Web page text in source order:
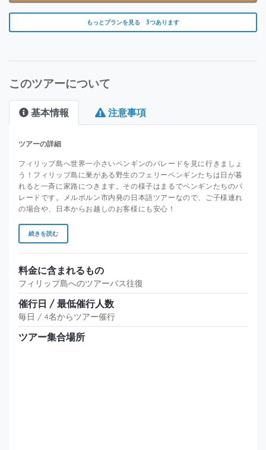
もっとプランを見る 3つあります
このツアーについて
基本情報 注意事項
ツアーの詳細
フィリップ島へ世界一小さいペンギンのパレードを見に行きましょ
う！フィリップ島に巣がある野生のフェリーペンギンたちは日が暮
れると一斉に家路につきます。その様子はまるでペンギンたちのパ
レードです。メルボルン市内発の日本語ツアーなので、ご子様連れ
の場合や、日本からお越しのお客様にも安心！
続きを読む
料金に含まれるもの
フィリップ島へのツアーバス往復
催行日 / 最低催行人数
毎日 / 4名からツアー催行
ツアー集合場所